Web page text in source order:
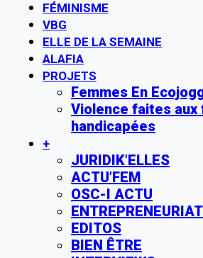
FÉMINISME
VBG
ELLE DE LA SEMAINE
ALAFIA
PROJETS
Femmes En
Violence faites aux
handicapées
+
JURIDIK’ELLES
ACTU’FEM
OSC-I ACTU
ENTREPRENEURIAT
EDITOS
BIEN ÊTRE